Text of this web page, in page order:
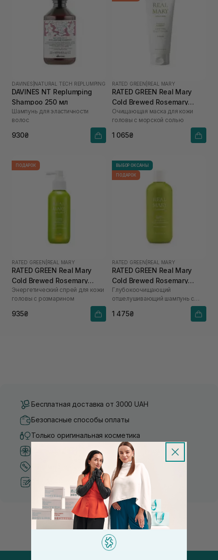
DAVINES NATURAL TECH REPLUMPING
DAVINES NT Replumping
Shampoo 250 мл
Шампунь для эластичности
волос
930₴
RATED GREEN REAL MARY
RATED GREEN Real Mary
Cold Brewed Rosemary
Purifyng Scalp Scaler 200
мл
Очищающая маска для кожи
головы с морской солью
1 065₴
ПОДАРОК
RATED GREEN REAL MARY
RATED GREEN Real Mary
Cold Brewed Rosemary
Energizing Scalp Spray 120
мл
Энергетический спрей для кожи
головы с розмарином
935₴
ВЫБОР ОКСАНЫ
ПОДАРОК
RATED GREEN REAL MARY
RATED GREEN Real Mary
Cold Brewed Rosemary
Exfoliating Scalp Shampoo
400 ml
Глубокоочищающий
отшелушивающий шампунь с
1 475₴
Бесплатная доставка от 3000 UAH
Безопасные способы оплаты
Только оригинальная косметика
Система бонусов и лояльности
Лучшие цены и топ товары
Рекомендации от косметологов